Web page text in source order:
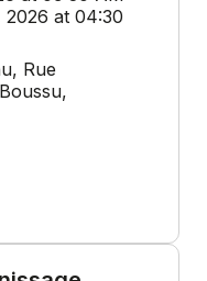
at 04:30
Rue